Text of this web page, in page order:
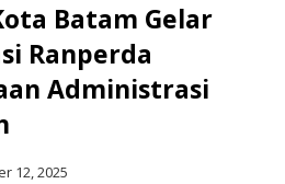
Batam Gelar
Ranperda
Administrasi
12, 2025